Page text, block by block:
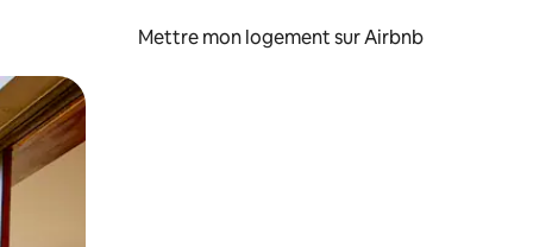
Mettre mon logement sur Airbnb